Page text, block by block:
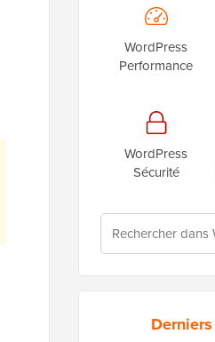
WordPress
Performance
WordPress
Sécurité
Derniers